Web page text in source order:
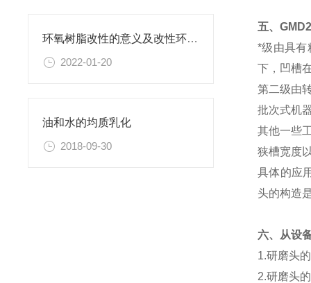
环氧树脂改性的意义及改性环氧树脂研磨分散机的相关介绍
2022-01-20
油和水的均质乳化
2018-09-30
五、
*级由具有
下，凹槽
第二级由
批次式机
其他一些
狭槽宽度
具体的应
头的构造
六、从设
1.研磨头
2.研磨头